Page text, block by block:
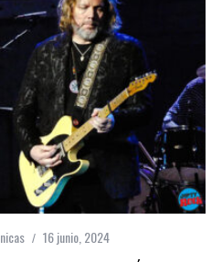
16 junio, 2024